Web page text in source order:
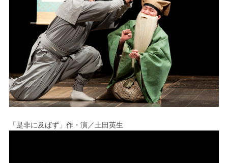
「是非に及ばず」作・演／土田英生